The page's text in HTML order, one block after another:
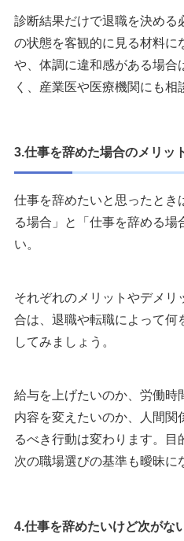
診断結果だけで退職を決める
の状態を客観的に見る材料に
や、体調に違和感がある場合
く、産業医や医療機関にも相
3.仕事を辞めた場合のメリッ
仕事を辞めたいと思ったとき
る場合」と「仕事を辞める場
い。
それぞれのメリットやデメリ
合は、退職や転職によって何
してみましょう。
給与を上げたいのか、労働時
内容を変えたいのか、人間関
るべき行動は変わります。目
次の職場選びの基準も曖昧に
4.仕事を辞めたいけど次がな